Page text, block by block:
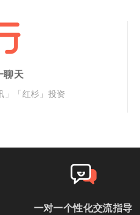
聊天
」「红杉」投资
一对一个性化交流指导